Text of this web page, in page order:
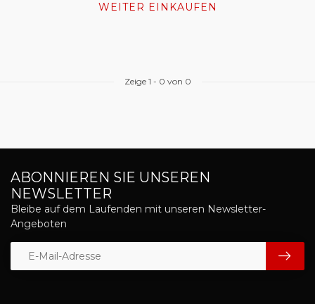
WEITER EINKAUFEN
Zeige 1 - 0 von 0
ABONNIEREN SIE UNSEREN
NEWSLETTER
Bleibe auf dem Laufenden mit unseren Newsletter-
Angeboten